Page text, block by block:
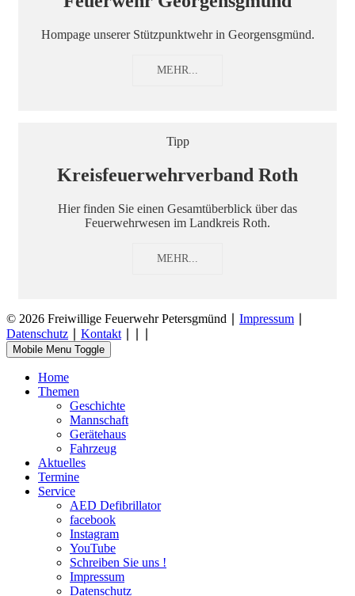
Hompage unserer Stützpunktwehr in Georgensgmünd.
MEHR...
Tipp
Kreisfeuerwehrverband Roth
Hier finden Sie einen Gesamtüberblick über das
Feuerwehrwesen im Landkreis Roth.
MEHR...
© 2026 Freiwillige Feuerwehr Petersgmünd ∣ Impressum
Datenschutz
Kontakt
Mobile Menu Toggle
Home
Themen
Geschichte
Mannschaft
Gerätehaus
Fahrzeug
Aktuelles
Termine
Service
AED Defibrillator
facebook
Instagram
YouTube
Schreiben Sie uns !
Impressum
Datenschutz